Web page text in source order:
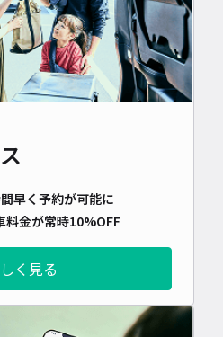
早く予約が可能に
料金が常時10%OFF
く見る